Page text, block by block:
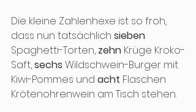
Die kleine Zahlenhexe ist so froh,
dass nun tatsächlich sieben
Spaghetti-Torten, zehn Krüge Kroko-
Saft, sechs Wildschwein-Burger mit
Kiwi-Pommes und acht Flaschen
Krötenohrenwein am Tisch stehen.